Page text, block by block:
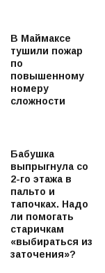
В Маймаксе
тушили пожар
по
повышенному
номеру
сложности
Бабушка
выпрыгнула со
2-го этажа в
пальто и
тапочках. Надо
ли помогать
старичкам
«выбираться из
заточения»?